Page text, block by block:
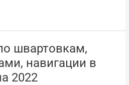
швартовкам,
навигации в
2022